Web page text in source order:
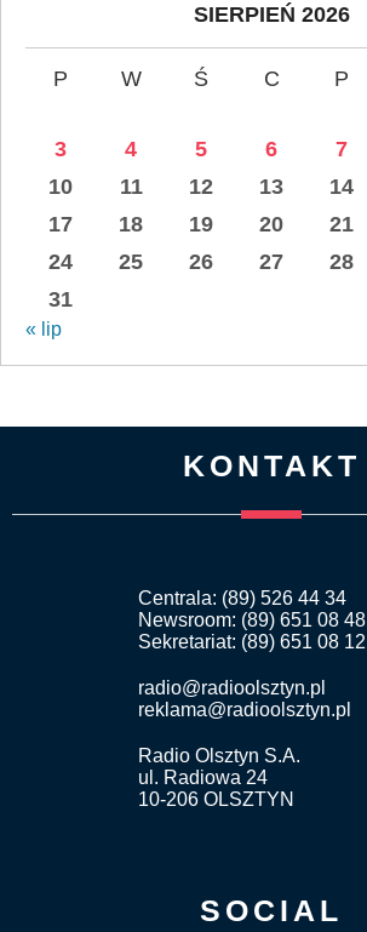
SIERPIEŃ 2026
P W Ś C P
3
4 5 6 7
10
11 12 13 14
17
18 19 20 21
24
25 26 27 28
31
« lip
KONTAKT
Centrala: (89) 526 44 34
Newsroom: (89) 651 08 48
Sekretariat: (89) 651 08 12
radio@radioolsztyn.pl
reklama@radioolsztyn.pl
Radio Olsztyn S.A.
ul. Radiowa 24
10-206 OLSZTYN
SOCIAL